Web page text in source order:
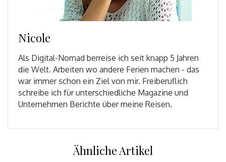
Nicole
Als Digital-Nomad berreise ich seit knapp 5 Jahren
die Welt. Arbeiten wo andere Ferien machen - das
war immer schon ein Ziel von mir. Freiberuflich
schreibe ich für unterschiedliche Magazine und
Unternehmen Berichte über meine Reisen.
Ähnliche Artikel